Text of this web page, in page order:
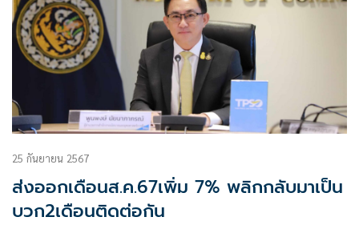
25 กันยายน 2567
ส่งออกเดือนส.ค.67เพิ่ม 7% พลิกกลับมาเป็น
บวก2เดือนติดต่อกัน